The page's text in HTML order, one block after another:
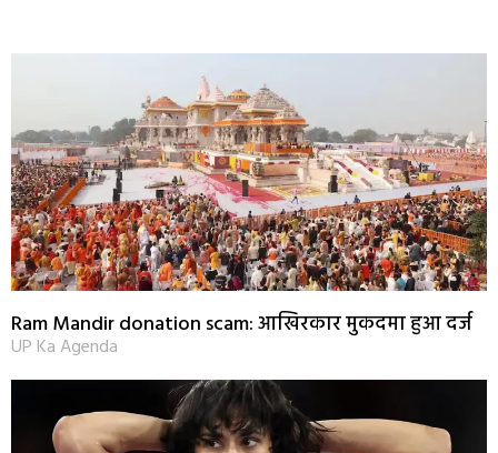
Ram Mandir donation scam: आखिरकार मुकदमा हुआ दर्ज
UP Ka Agenda